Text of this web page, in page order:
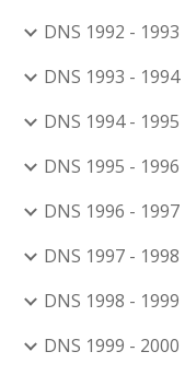
DNS 1992 - 1993
DNS 1993 - 1994
DNS 1994 - 1995
DNS 1995 - 1996
DNS 1996 - 1997
DNS 1997 - 1998
DNS 1998 - 1999
DNS 1999 - 2000